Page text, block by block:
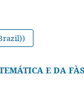
E DA